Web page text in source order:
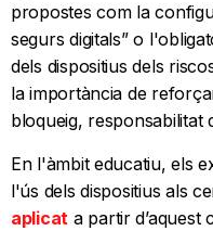
propostes com la
segurs digitals” o
dels dispositius dels
la importància de
bloqueig, responsabilitat
En l'àmbit educatiu, els
l'ús dels dispositius als
aplicat a partir d’aquest